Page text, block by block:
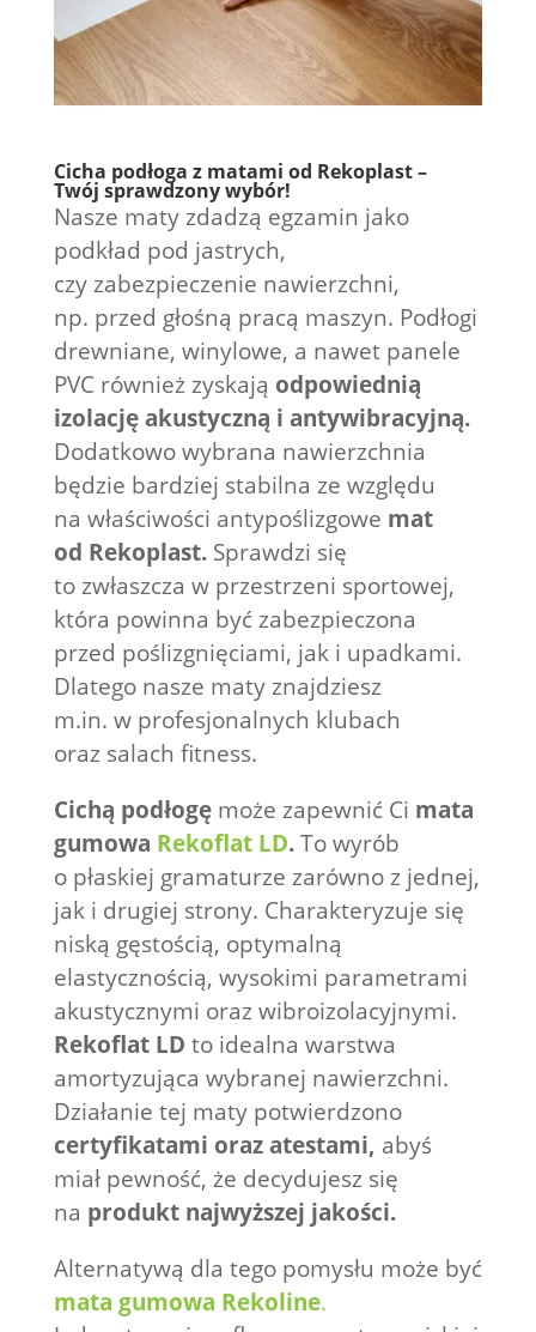
Cicha podłoga z matami od Rekoplast –
Twój sprawdzony wybór!
Nasze maty zdadzą egzamin jako
podkład pod jastrych,
czy zabezpieczenie nawierzchni,
np. przed głośną pracą maszyn. Podłogi
drewniane, winylowe, a nawet panele
PVC również zyskają odpowiednią
izolację akustyczną i antywibracyjną.
Dodatkowo wybrana nawierzchnia
będzie bardziej stabilna ze względu
na właściwości antypoślizgowe mat
od Rekoplast.Sprawdzi się
to zwłaszcza w przestrzeni sportowej,
która powinna być zabezpieczona
przed poślizgnięciami, jak i upadkami.
Dlatego nasze maty znajdziesz
m.in. w profesjonalnych klubach
oraz salach fitness.
Cichą podłogęmoże zapewnić Ci mata
gumowa Rekoflat LD.To wyrób
o płaskiej gramaturze zarówno z jednej,
jak i drugiej strony. Charakteryzuje się
niską gęstością, optymalną
elastycznością, wysokimi parametrami
akustycznymi oraz wibroizolacyjnymi.
Rekoflat LD to idealna warstwa
amortyzująca wybranej nawierzchni.
Działanie tej maty potwierdzono
certyfikatami oraz atestami, abyś
miał pewność, że decydujesz się
na produkt najwyższej jakości.
Alternatywą dla tego pomysłu może być
mata gumowa Rekoline.